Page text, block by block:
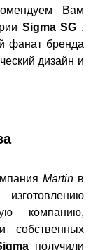
Вам
Sigma SG .
фанат бренда
дизайн и
Martin в
компанию,
собственных
получили